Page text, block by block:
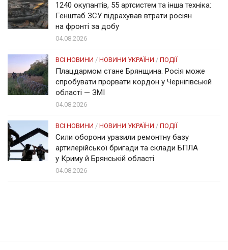
1240 окупантів, 55 артсистем та інша техніка:
Генштаб ЗСУ підрахував втрати росіян
на фронті за добу
04.08.2026
ВСІ НОВИНИ / НОВИНИ УКРАЇНИ / ПОДІЇ
Плацдармом стане Брянщина. Росія може
спробувати прорвати кордон у Чернігівській
області — ЗМІ
04.08.2026
ВСІ НОВИНИ / НОВИНИ УКРАЇНИ / ПОДІЇ
Сили оборони уразили ремонтну базу
артилерійської бригади та склади БПЛА
у Криму й Брянській області
04.08.2026